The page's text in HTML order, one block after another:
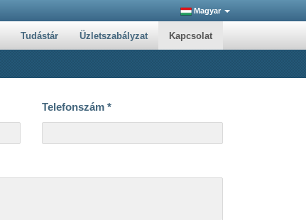
Magyar
Tudástár Üzletszabályzat Kapcsolat
Telefonszám *